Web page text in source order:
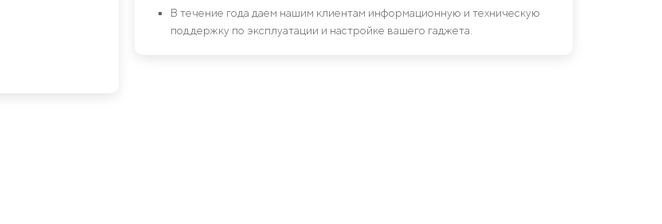
В течение года даем нашим клиентам информационную и техническую
поддержку по эксплуатации и настройке вашего гаджета.